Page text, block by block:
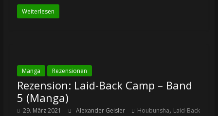
Weiterlesen
Manga Rezensionen
Rezension: Laid-Back Camp – Band
5 (Manga)
29. März 2021 Alexander Geisler Houbunsha, Laid-Back